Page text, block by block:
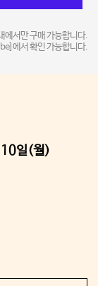
에서만 구매 가능합니다.
에서 확인 가능합니다.
일(월)